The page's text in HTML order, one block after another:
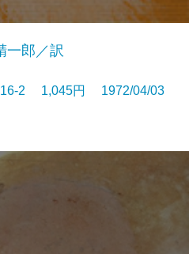
一郎／訳
2 1,045円 1972/04/03